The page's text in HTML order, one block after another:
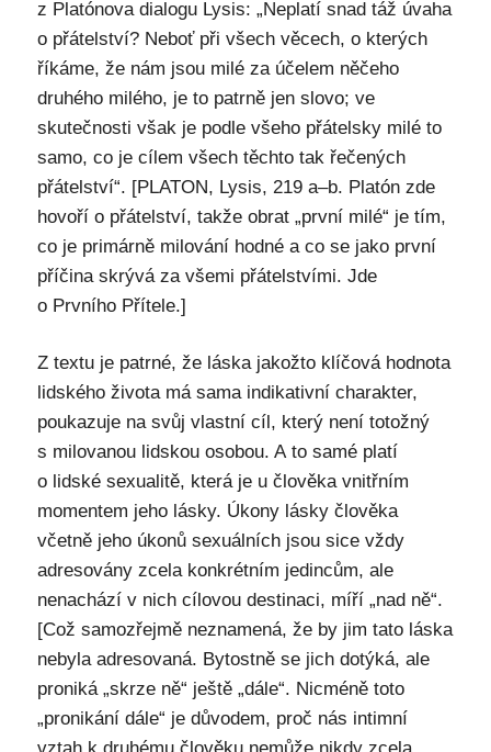
z Platónova dialogu Lysis: „Neplatí snad táž úvaha
o přátelství? Neboť při všech věcech, o kterých
říkáme, že nám jsou milé za účelem něčeho
druhého milého, je to patrně jen slovo; ve
skutečnosti však je podle všeho přátelsky milé to
samo, co je cílem všech těchto tak řečených
přátelství“. [PLATON, Lysis, 219 a–b. Platón zde
hovoří o přátelství, takže obrat „první milé“ je tím,
co je primárně milování hodné a co se jako první
příčina skrývá za všemi přátelstvími. Jde
o Prvního Přítele.]
Z textu je patrné, že láska jakožto klíčová hodnota
lidského života má sama indikativní charakter,
poukazuje na svůj vlastní cíl, který není totožný
s milovanou lidskou osobou. A to samé platí
o lidské sexualitě, která je u člověka vnitřním
momentem jeho lásky. Úkony lásky člověka
včetně jeho úkonů sexuálních jsou sice vždy
adresovány zcela konkrétním jedincům, ale
nenachází v nich cílovou destinaci, míří „nad ně“.
[Což samozřejmě neznamená, že by jim tato láska
nebyla adresovaná. Bytostně se jich dotýká, ale
proniká „skrze ně“ ještě „dále“. Nicméně toto
„pronikání dále“ je důvodem, proč nás intimní